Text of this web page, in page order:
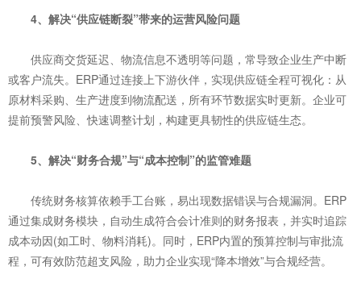
4、解决“供应链断裂”带来的运营风险问题
供应商交货延迟、物流信息不透明等问题，常导致企业生产中断
或客户流失。ERP通过连接上下游伙伴，实现供应链全程可视化：从
原材料采购、生产进度到物流配送，所有环节数据实时更新。企业可
提前预警风险、快速调整计划，构建更具韧性的供应链生态。
5、解决“财务合规”与“成本控制”的监管难题
传统财务核算依赖手工台账，易出现数据错误与合规漏洞。ERP
通过集成财务模块，自动生成符合会计准则的财务报表，并实时追踪
成本动因(如工时、物料消耗)。同时，ERP内置的预算控制与审批流
程，可有效防范超支风险，助力企业实现“降本增效”与合规经营。